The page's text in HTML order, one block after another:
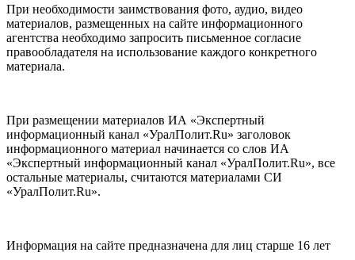
При необходимости заимствования фото, аудио, видео
материалов, размещенных на сайте информационного
агентства необходимо запросить письменное согласие
правообладателя на использование каждого конкретного
материала.
При размещении материалов ИА «Экспертный
информационный канал «УралПолит.Ru» заголовок
информационного материал начинается со слов ИА
«Экспертный информационный канал «УралПолит.Ru», все
остальные материалы, считаются материалами СИ
«УралПолит.Ru».
Информация на сайте предназначена для лиц старше 16 лет